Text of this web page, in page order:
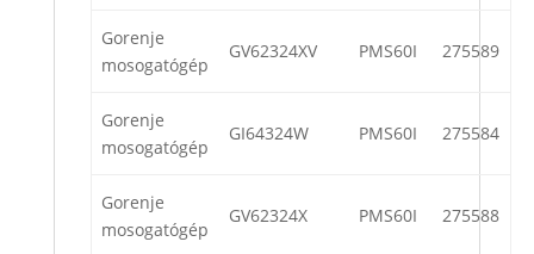
Gorenje
mosogatógép
GV62324XV PMS60I 275589
Gorenje
mosogatógép
GI64324W PMS60I 275584
Gorenje
mosogatógép
GV62324X PMS60I 275588